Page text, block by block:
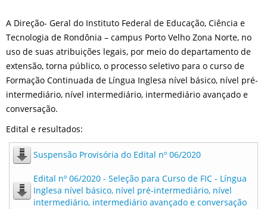
A Direção- Geral do Instituto Federal de Educação, Ciência e
Tecnologia de Rondônia – campus Porto Velho Zona Norte, no
uso de suas atribuições legais, por meio do departamento de
extensão, torna público, o processo seletivo para o curso de
Formação Continuada de Língua Inglesa nível básico, nível pré-
intermediário, nível intermediário, intermediário avançado e
conversação.
Edital e resultados:
Suspensão Provisória do Edital nº 06/2020
Edital nº 06/2020 - Seleção para Curso de FIC - Língua
Inglesa nível básico, nível pré-intermediário, nível
intermediário, intermediário avançado e conversação